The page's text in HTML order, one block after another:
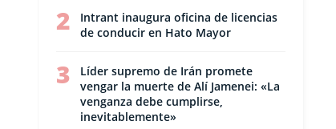
2
Intrant inaugura oficina de licencias
de conducir en Hato Mayor
3
Líder supremo de Irán promete
vengar la muerte de Alí Jamenei: «La
venganza debe cumplirse,
inevitablemente»